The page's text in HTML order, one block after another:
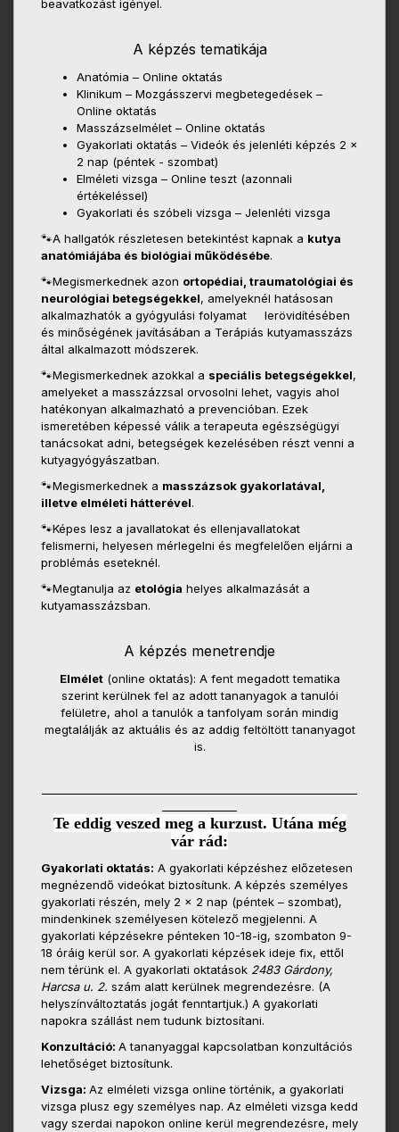
beavatkozást igényel.
A képzés tematikája
Anatómia – Online oktatás
Klinikum – Mozgásszervi megbetegedések –
Online oktatás
Masszázselmélet – Online oktatás
Gyakorlati oktatás – Videók és jelenléti képzés 2 x
2 nap (péntek - szombat)
Elméleti vizsga – Online teszt (azonnali
értékeléssel)
Gyakorlati és szóbeli vizsga – Jelenléti vizsga
🐾A hallgatók részletesen betekintést kapnak a kutya
anatómiájába és biológiai működésébe.
🐾Megismerkednek azon ortopédiai, traumatológiai és
neurológiai betegségekkel, amelyeknél hatásosan
alkalmazhatók a gyógyulási folyamat lerövidítésében
és minőségének javításában a Terápiás kutyamasszázs
által alkalmazott módszerek.
🐾Megismerkednek azokkal a speciális betegségekkel,
amelyeket a masszázzsal orvosolni lehet, vagyis ahol
hatékonyan alkalmazható a prevencióban. Ezek
ismeretében képessé válik a terapeuta egészségügyi
tanácsokat adni, betegségek kezelésében részt venni a
kutyagyógyászatban.
🐾Megismerkednek a masszázsok gyakorlatával,
illetve elméleti hátterével.
🐾Képes lesz a javallatokat és ellenjavallatokat
felismerni, helyesen mérlegelni és megfelelően eljárni a
problémás eseteknél.
🐾Megtanulja az etológia helyes alkalmazását a
kutyamasszázsban.
A képzés menetrendje
Elmélet(online oktatás): A fent megadott tematika
szerint kerülnek fel az adott tananyagok a tanulói
felületre, ahol a tanulók a tanfolyam során mindig
megtalálják az aktuális és az addig feltöltött tananyagot
is.
Te eddig veszed meg a kurzust. Utána még
vár rád:
Gyakorlati oktatás: A gyakorlati képzéshez előzetesen
megnézendő videókat biztosítunk. A képzés személyes
gyakorlati részén, mely 2 x 2 nap (péntek – szombat),
mindenkinek személyesen kötelező megjelenni. A
gyakorlati képzésekre pénteken 10-18-ig, szombaton 9-
18 óráig kerül sor. A gyakorlati képzések ideje fix, ettől
nem térünk el. A gyakorlati oktatások 2483 Gárdony,
Harcsa u. 2. szám alatt kerülnek megrendezésre. (A
helyszínváltoztatás jogát fenntartjuk.) A gyakorlati
napokra szállást nem tudunk biztosítani.
Konzultáció: A tananyaggal kapcsolatban konzultációs
lehetőséget biztosítunk.
Vizsga: Az elméleti vizsga online történik, a gyakorlati
vizsga plusz egy személyes nap. Az elméleti vizsga kedd
vagy szerdai napokon online kerül megrendezésre, mely